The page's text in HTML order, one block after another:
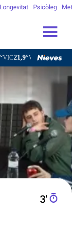
Longevitat Psicòleg
VILAFRANCA DEL
3′